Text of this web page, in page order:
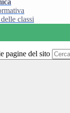
classi
pagine del sito